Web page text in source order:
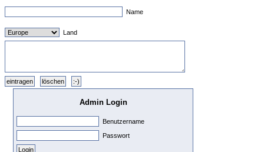
Name
Land
Admin Login
Benutzername
Passwort